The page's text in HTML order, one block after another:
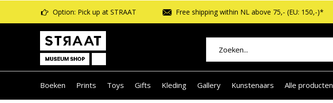
Boeken Prints Toys Gifts Kleding Gallery Kunstenaars Alle producten
Option: Pick up at STRAAT Free shipping within NL above 75,- (EU: 150,-)*